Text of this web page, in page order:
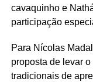
cavaquinho e
participação
Para Nícolas
proposta de levar
tradicionais de